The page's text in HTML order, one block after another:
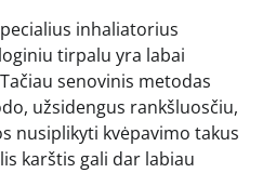
inhaliatorius
tirpalu yra labai
senovinis metodas
užsidengus rankšluosčiu,
nusiplikyti kvėpavimo takus
karštis gali dar labiau